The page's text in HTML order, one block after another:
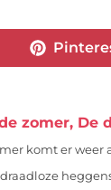
zomer, De
komt er weer